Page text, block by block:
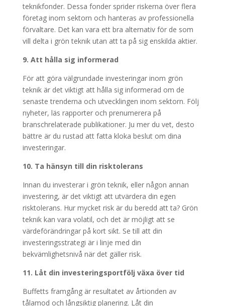
teknikfonder. Dessa fonder sprider riskerna över flera
företag inom sektorn och hanteras av professionella
förvaltare. Det kan vara ett bra alternativ för de som
vill delta i grön teknik utan att ta på sig enskilda aktier.
9. Att hålla sig informerad
För att göra välgrundade investeringar inom grön
teknik är det viktigt att hålla sig informerad om de
senaste trenderna och utvecklingen inom sektorn. Följ
nyheter, läs rapporter och prenumerera på
branschrelaterade publikationer. Ju mer du vet, desto
bättre är du rustad att fatta kloka beslut om dina
investeringar.
10. Ta hänsyn till din risktolerans
Innan du investerar i grön teknik, eller någon annan
investering, är det viktigt att utvärdera din egen
risktolerans. Hur mycket risk är du beredd att ta? Grön
teknik kan vara volatil, och det är möjligt att se
värdeförändringar på kort sikt. Se till att din
investeringsstrategi är i linje med din
bekvämlighetsnivå när det gäller risk.
11. Låt din investeringsportfölj växa över tid
Buffetts framgång är resultatet av årtionden av
tålamod och långsiktig planering. Låt din